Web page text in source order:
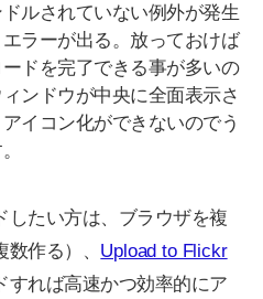
ルされていない例外が発生
ラーが出る。放っておけば
ドを完了できる事が多いの
ンドウが中央に全面表示さ
イコン化ができないのでう
したい方は、ブラウザを複
作る）、 Upload to Flickr
すれば高速かつ効率的にア